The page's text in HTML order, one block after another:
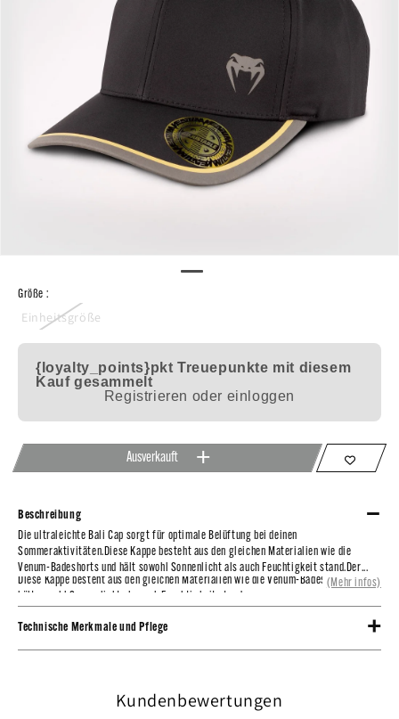
Größe :
Einheitsgröße
{loyalty_points}pkt Treuepunkte mit diesem
Kauf gesammelt
Registrieren oder einloggen
Ausverkauft
Beschreibung
Die ultraleichte Bali Cap sorgt für optimale Belüftung bei deinen
Sommeraktivitäten.
Diese Kappe besteht aus den gleichen Materialien wie die Venum-Badeshorts und
hält sowohl Sonnenlicht als auch Feuchtigkeit stand.
Der verstellbare Nylonverschluss bietet optimalen Halt und Komfort.
Ihr schlankes Design passt perfekt zu Tanktop und Badeshorts aus derselben
Die ultraleichte Bali Cap sorgt für optimale Belüftung bei deinen
Sommeraktivitäten.Diese Kappe besteht aus den gleichen Materialien wie die
Venum-Badeshorts und hält sowohl Sonnenlicht als auch Feuchtigkeit stand.Der...
(Mehr infos)
Technische Merkmale und Pflege
94 % Polyester / 6 % Elasthan
Venum-Logo in Siebdruck,Kundenbewertungen